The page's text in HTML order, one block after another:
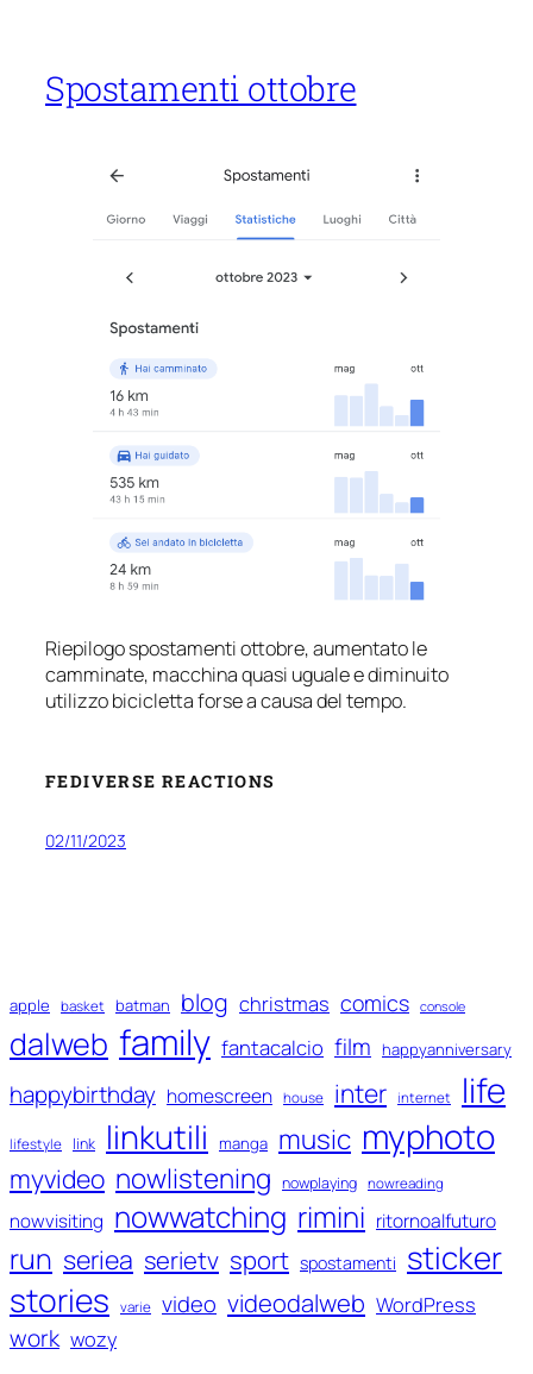
Spostamenti ottobre
Riepilogo spostamenti ottobre, aumentato le
camminate, macchina quasi uguale e diminuito
utilizzo bicicletta forse a causa del tempo.
FEDIVERSE REACTIONS
02/11/2023
apple basket batman blog christmas comics console
dalweb family fantacalcio film happyanniversary
happybirthday homescreen house inter internet life
lifestyle link linkutili manga music myphoto
myvideo nowlistening nowplaying nowreading
nowvisiting nowwatching rimini ritornoalfuturo
run seriea serietv sport spostamenti sticker
stories
varie video videodalweb WordPress
work wozy